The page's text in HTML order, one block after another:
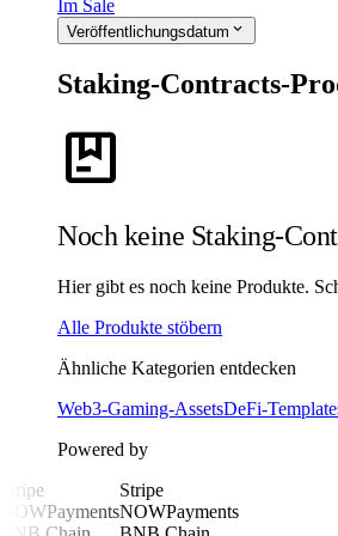
Im Sale
Veröffentlichungsdatum expand_more
Staking-Contracts-
package
Noch keine Staking-
Hier gibt es noch keine Produkte.
Alle Produkte stöbern
Ähnliche Kategorien entdecken
Web3-Gaming-AssetsDeFi-
Powered by
Stripe
NOWPayments
Stripe
NOWPayments